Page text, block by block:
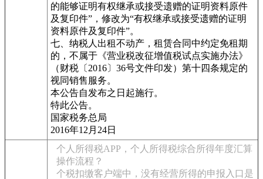
的能够证明有权继承或接受遗赠的证明资料原件
及复印件”，修改为“有权继承或接受遗赠的证明
资料原件及复印件”。
七、纳税人出租不动产，租赁合同中约定免租期
的，不属于《营业税改征增值税试点实施办法》
（财税〔2016〕36号文件印发）第十四条规定的
视同销售服务。
本公告自发布之日起施行。
特此公告。
国家税务总局
2016年12月24日
个人所得税APP，个人所得税综合所得年度汇算
操作流程？
个税扣缴客户端中，没有经营所得的申报入口是